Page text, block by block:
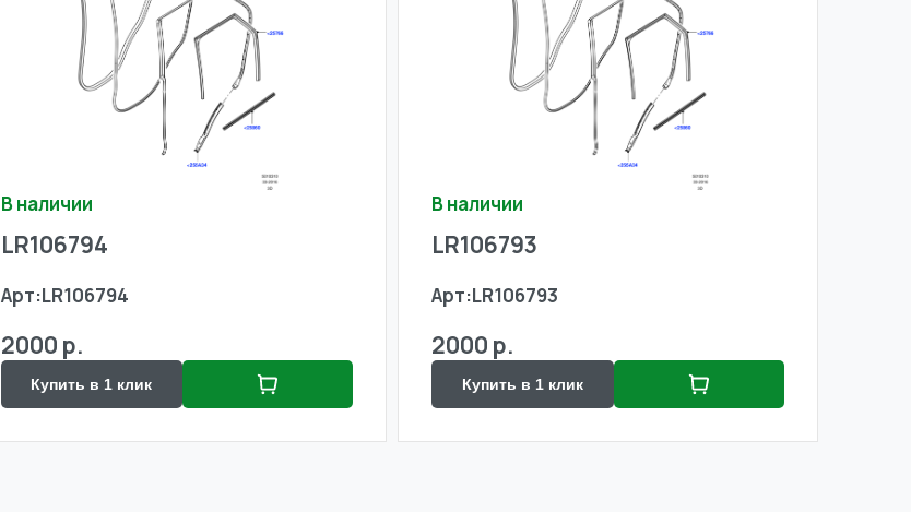
В наличии
LR106794
Арт:LR106794
2000 р.
Купить в 1 клик
В наличии
LR106793
Арт:LR106793
2000 р.
Купить в 1 клик